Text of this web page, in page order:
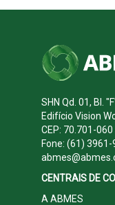
SHN Qd. 01, Bl.
Edifício Vision
CEP: 70.701-
Fone: (61)
CENTRAIS DE
A ABMES